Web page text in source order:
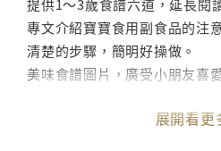
提供1～3歲食譜六道，延長閱
專文介紹寶寶食用副食品的注
清楚的步驟，簡明好操做。
美味食譜圖片，廣受小朋友喜
展開看更